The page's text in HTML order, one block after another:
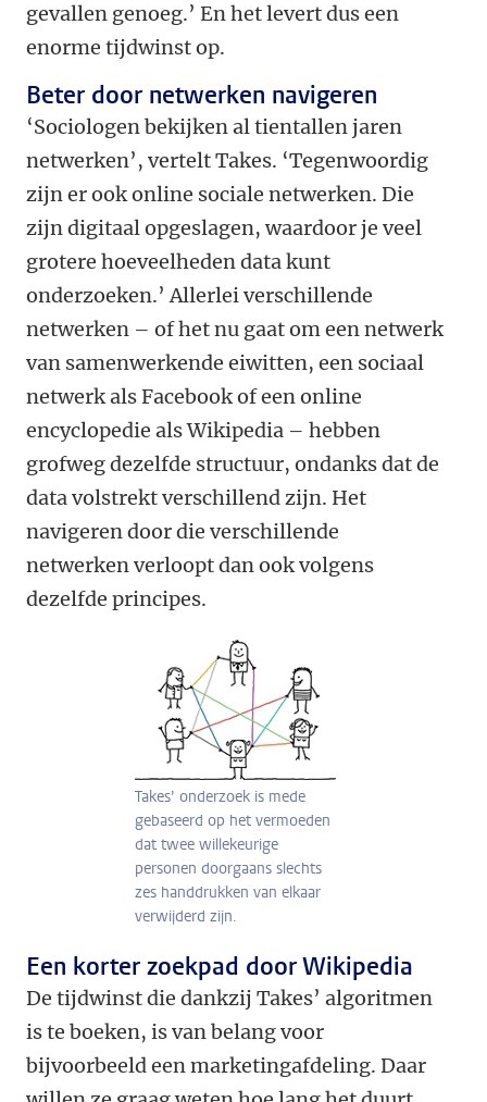
gevallen genoeg.’ En het levert dus een
enorme tijdwinst op.
Beter door netwerken navigeren
‘Sociologen bekijken al tientallen jaren
netwerken’, vertelt Takes. ‘Tegenwoordig
zijn er ook online sociale netwerken. Die
zijn digitaal opgeslagen, waardoor je veel
grotere hoeveelheden data kunt
onderzoeken.’ Allerlei verschillende
netwerken – of het nu gaat om een netwerk
van samenwerkende eiwitten, een sociaal
netwerk als Facebook of een online
encyclopedie als Wikipedia – hebben
grofweg dezelfde structuur, ondanks dat de
data volstrekt verschillend zijn. Het
navigeren door die verschillende
netwerken verloopt dan ook volgens
dezelfde principes.
Takes’ onderzoek is mede
gebaseerd op het vermoeden
dat twee willekeurige
personen doorgaans slechts
zes handdrukken van elkaar
verwijderd zijn.
Een korter zoekpad door Wikipedia
De tijdwinst die dankzij Takes’ algoritmen
is te boeken, is van belang voor
bijvoorbeeld een marketingafdeling. Daar